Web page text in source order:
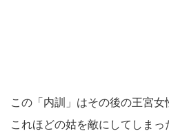
この「内訓」はその後の王宮女
これほどの姑を敵にしてしま